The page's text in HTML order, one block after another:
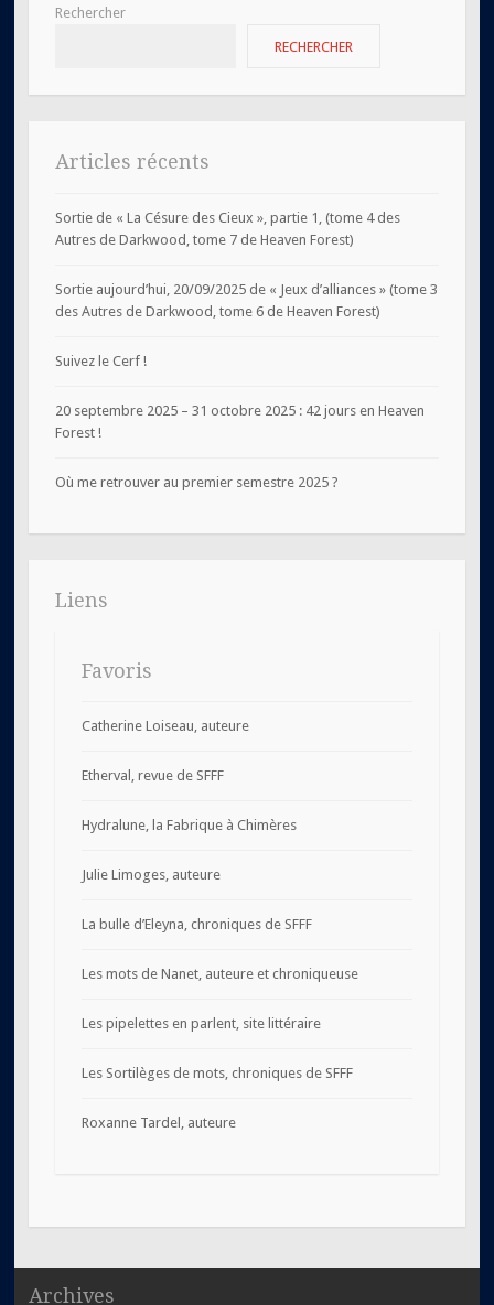
Rechercher
RECHERCHER
Articles récents
Sortie de « La Césure des Cieux », partie 1, (tome 4 des
Autres de Darkwood, tome 7 de Heaven Forest)
Sortie aujourd’hui, 20/09/2025 de « Jeux d’alliances » (tome 3
des Autres de Darkwood, tome 6 de Heaven Forest)
Suivez le Cerf !
20 septembre 2025 – 31 octobre 2025 : 42 jours en Heaven
Forest !
Où me retrouver au premier semestre 2025 ?
Liens
Favoris
Catherine Loiseau, auteure
Etherval, revue de SFFF
Hydralune, la Fabrique à Chimères
Julie Limoges, auteure
La bulle d’Eleyna, chroniques de SFFF
Les mots de Nanet, auteure et chroniqueuse
Les pipelettes en parlent, site littéraire
Les Sortilèges de mots, chroniques de SFFF
Roxanne Tardel, auteure
Archives